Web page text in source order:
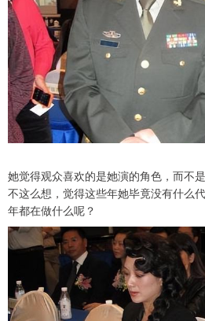
她觉得观众喜欢的是她演的角色，而不
不这么想，觉得这些年她毕竟没有什么
年都在做什么呢？